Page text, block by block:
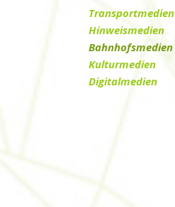
Transportmedien
Hinweismedien
Bahnhofsmedien
Kulturmedien
Digitalmedien